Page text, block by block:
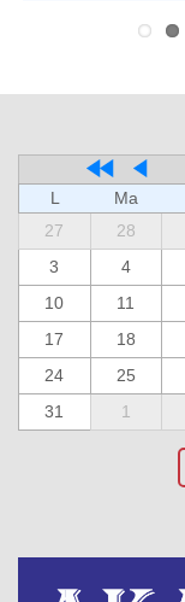
L
Ma
27
28
3
4
10
11
17
18
24
25
31
1